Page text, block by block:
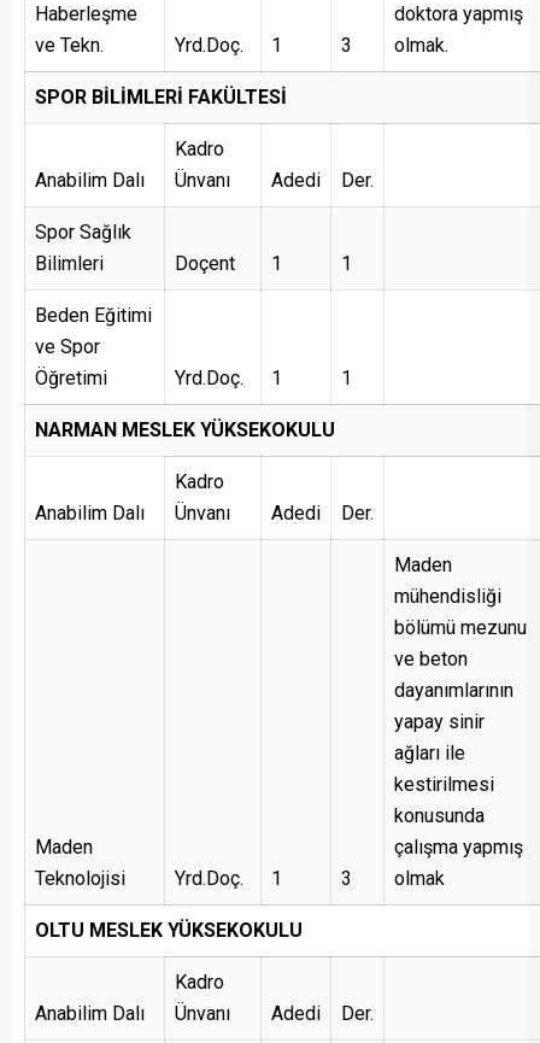
Haberleşme
ve Tekn.
Yrd.Doç. 1 3
doktora yapmış
olmak.
SPOR BİLİMLERİ FAKÜLTESİ
Anabilim Dalı
Kadro
Ünvanı
Adedi Der.
Spor Sağlık
Bilimleri
Doçent 1 1
Beden Eğitimi
ve Spor
Öğretimi
Yrd.Doç. 1 1
NARMAN MESLEK YÜKSEKOKULU
Anabilim Dalı
Kadro
Ünvanı
Adedi Der.
Maden
Teknolojisi
Yrd.Doç. 1 3
Maden
mühendisliği
bölümü mezunu
ve beton
dayanımlarının
yapay sinir
ağları ile
kestirilmesi
konusunda
çalışma yapmış
olmak
OLTU MESLEK YÜKSEKOKULU
Anabilim Dalı
Kadro
Ünvanı
Adedi Der.